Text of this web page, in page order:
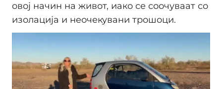
овој начин на живот, иако се соочуваат со
изолација и неочекувани трошоци.